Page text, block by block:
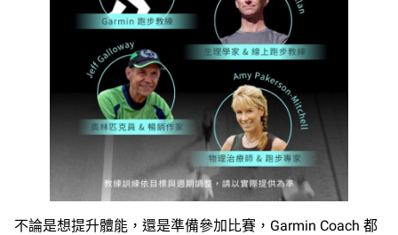
不論是想提升體能，還是準備參加比賽，Garmin Coach 都